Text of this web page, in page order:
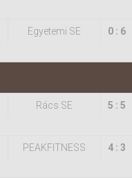
Egyetemi SE 0 : 6
Rács SE 5 : 5
PEAKFITNESS 4 : 3